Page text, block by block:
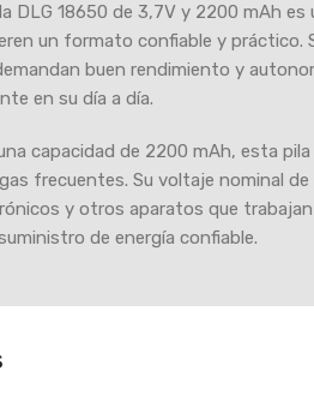
DLG 18650 de 3,7V y 2200 mAh
un formato confiable y
buen rendimiento y
en su día a día.
capacidad de 2200 mAh, esta
frecuentes. Su voltaje nominal
y otros aparatos que
de energía confiable.